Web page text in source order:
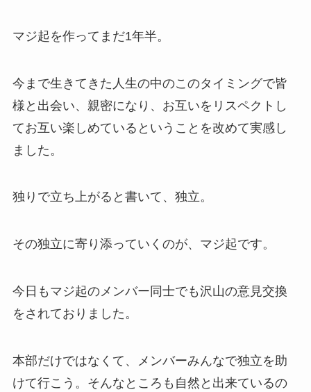
マジ起を作ってまだ1年半。
今まで生きてきた人生の中のこのタイミングで皆
様と出会い、親密になり、お互いをリスペクトし
てお互い楽しめているということを改めて実感し
ました。
独りで立ち上がると書いて、独立。
その独立に寄り添っていくのが、マジ起です。
今日もマジ起のメンバー同士でも沢山の意見交換
をされておりました。
本部だけではなくて、メンバーみんなで独立を助
けて行こう。そんなところも自然と出来ているの